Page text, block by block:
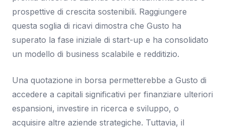
prospettive di crescita sostenibili. Raggiungere
questa soglia di ricavi dimostra che Gusto ha
superato la fase iniziale di start-up e ha consolidato
un modello di business scalabile e redditizio.
Una quotazione in borsa permetterebbe a Gusto di
accedere a capitali significativi per finanziare ulteriori
espansioni, investire in ricerca e sviluppo, o
acquisire altre aziende strategiche. Tuttavia, il